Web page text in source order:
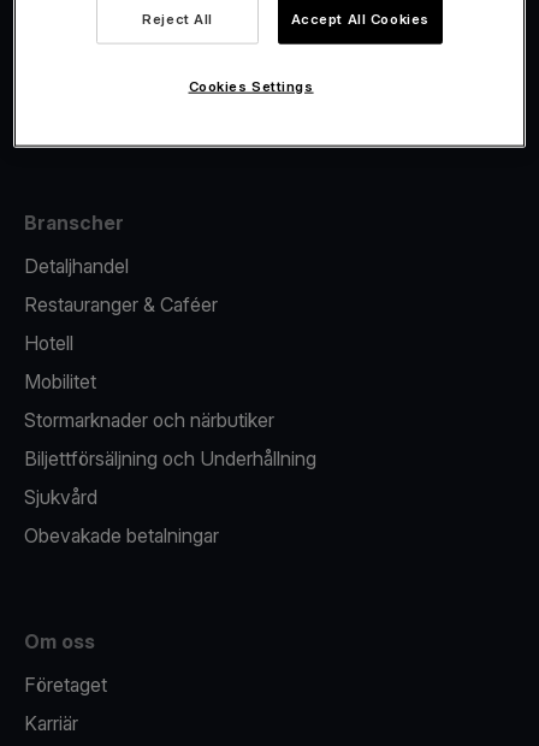
Fiskalisering
Branscher
Detaljhandel
Restauranger & Caféer
Hotell
Mobilitet
Stormarknader och närbutiker
Biljettförsäljning och Underhållning
Sjukvård
Obevakade betalningar
Om oss
Företaget
Karriär
Reject All Accept All Cookies
Cookies Settings